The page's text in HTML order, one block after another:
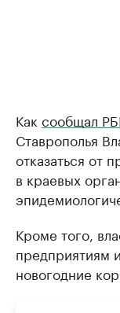
Как сообщал
Ставрополья
отказаться от
в краевых
Кроме того,
предприятиям
новогодние